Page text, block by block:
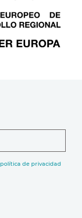
política de privacidad